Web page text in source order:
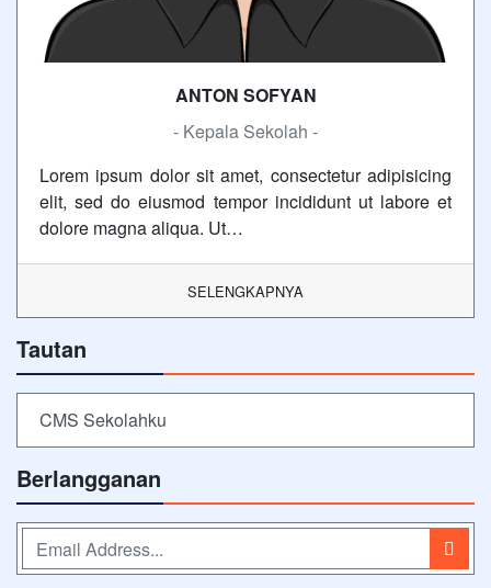
ANTON SOFYAN
- Kepala Sekolah -
Lorem ipsum dolor sit amet, consectetur adipisicing
elit, sed do eiusmod tempor incididunt ut labore et
dolore magna aliqua. Ut…
SELENGKAPNYA
Tautan
CMS Sekolahku
Berlangganan